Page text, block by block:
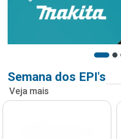
Semana dos EPI's
Veja mais